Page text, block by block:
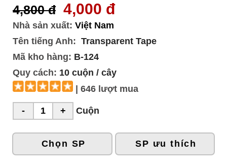
4,800 đ 4,000 đ
Nhà sản xuất: Việt Nam
Tên tiếng Anh: Transparent Tape
Mã kho hàng: B-124
Quy cách: 10 cuộn / cây
| 646 lượt mua
Cuộn
Chọn SP SP ưu thích